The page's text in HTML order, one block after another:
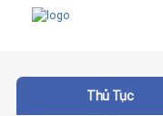
Thủ Tục